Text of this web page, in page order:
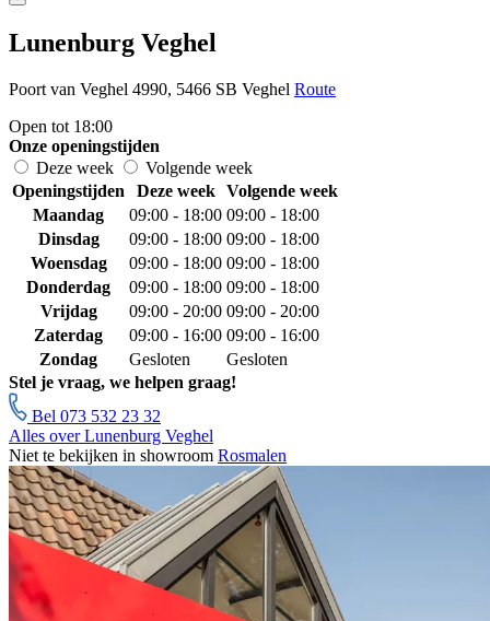
Lunenburg Veghel
Poort van Veghel 4990, 5466 SB Veghel Route
Open tot 18:00
Onze openingstijden
Deze week
Volgende week
Openingstijden
Deze week
Volgende week
Maandag
09:00 - 18:00 09:00 - 18:00
Dinsdag
09:00 - 18:00 09:00 - 18:00
Woensdag
09:00 - 18:00 09:00 - 18:00
Donderdag
09:00 - 18:00 09:00 - 18:00
Vrijdag
09:00 - 20:00 09:00 - 20:00
Zaterdag
09:00 - 16:00 09:00 - 16:00
Zondag
Gesloten
Gesloten
Stel je vraag, we helpen graag!
Bel 073 532 23 32
Alles over Lunenburg Veghel
Niet te bekijken in showroom Rosmalen